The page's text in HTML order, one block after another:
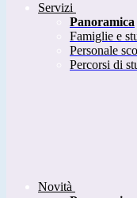
Servizi
Panoramica
Famiglie e
Personale
Percorsi di
Novità